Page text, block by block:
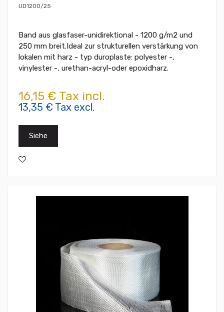
UD1200/25
Band aus glasfaser-unidirektional - 1200 g/m2 und
250 mm breit.Ideal zur strukturellen verstärkung von
lokalen mit harz - typ duroplaste: polyester -,
vinylester -, urethan-acryl-oder epoxidharz.
16,15 € Tax incl.
13,35 € Tax excl.
Siehe